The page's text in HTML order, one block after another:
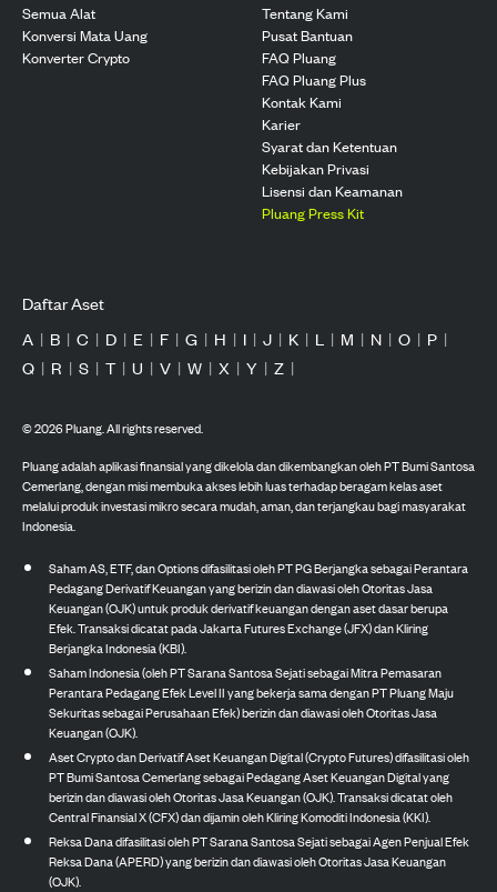
Semua Alat
Konversi Mata Uang
Konverter Crypto
Tentang Kami
Pusat Bantuan
FAQ Pluang
FAQ Pluang Plus
Kontak Kami
Karier
Syarat dan Ketentuan
Kebijakan Privasi
Lisensi dan Keamanan
Pluang Press Kit
Daftar Aset
A | B | C | D | E | F | G | H | I | J | K | L | M | N | O | P |
Q | R | S | T | U | V | W | X | Y | Z |
©2026Pluang. All rights reserved.
Pluang adalah aplikasi finansial yang dikelola dan dikembangkan oleh PT Bumi Santosa
Cemerlang, dengan misi membuka akses lebih luas terhadap beragam kelas aset
melalui produk investasi mikro secara mudah, aman, dan terjangkau bagi masyarakat
Indonesia.
Saham AS, ETF, dan Options difasilitasi oleh PT PG Berjangka sebagai Perantara
Pedagang Derivatif Keuangan yang berizin dan diawasi oleh Otoritas Jasa
Keuangan (OJK) untuk produk derivatif keuangan dengan aset dasar berupa
Efek. Transaksi dicatat pada Jakarta Futures Exchange (JFX) dan Kliring
Berjangka Indonesia (KBI).
Saham Indonesia (oleh PT Sarana Santosa Sejati sebagai Mitra Pemasaran
Perantara Pedagang Efek Level II yang bekerja sama dengan PT Pluang Maju
Sekuritas sebagai Perusahaan Efek) berizin dan diawasi oleh Otoritas Jasa
Keuangan (OJK).
Aset Crypto dan Derivatif Aset Keuangan Digital (Crypto Futures) difasilitasi oleh
PT Bumi Santosa Cemerlang sebagai Pedagang Aset Keuangan Digital yang
berizin dan diawasi oleh Otoritas Jasa Keuangan (OJK). Transaksi dicatat oleh
Central Finansial X (CFX) dan dijamin oleh Kliring Komoditi Indonesia (KKI).
Reksa Dana difasilitasi oleh PT Sarana Santosa Sejati sebagai Agen Penjual Efek
Reksa Dana (APERD) yang berizin dan diawasi oleh Otoritas Jasa Keuangan
(OJK).